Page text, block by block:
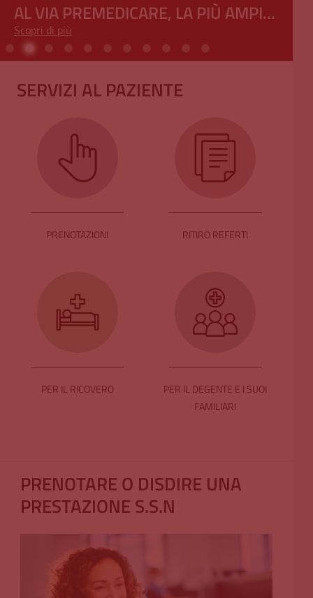
AL VIA PREMEDICARE, LA PIÙ AMPIA
RETE EUROPEA DI RICERCA
SULL’ARRESTO CARDIACO: IL SAN
MATTEO GUIDA IL PROGETTO
INTERNAZIONALE
Scopri di più
SERVIZI AL PAZIENTE
PRENOTAZIONI RITIRO REFERTI
PER IL RICOVERO
PER IL DEGENTE E I SUOI
FAMILIARI
PRENOTARE O DISDIRE UNA
PRESTAZIONE S.S.N